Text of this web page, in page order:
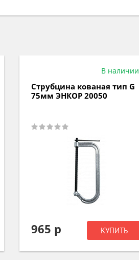
В наличии
Струбцина кованая тип G
75мм ЭНКОР 20050
965 р КУПИТЬ